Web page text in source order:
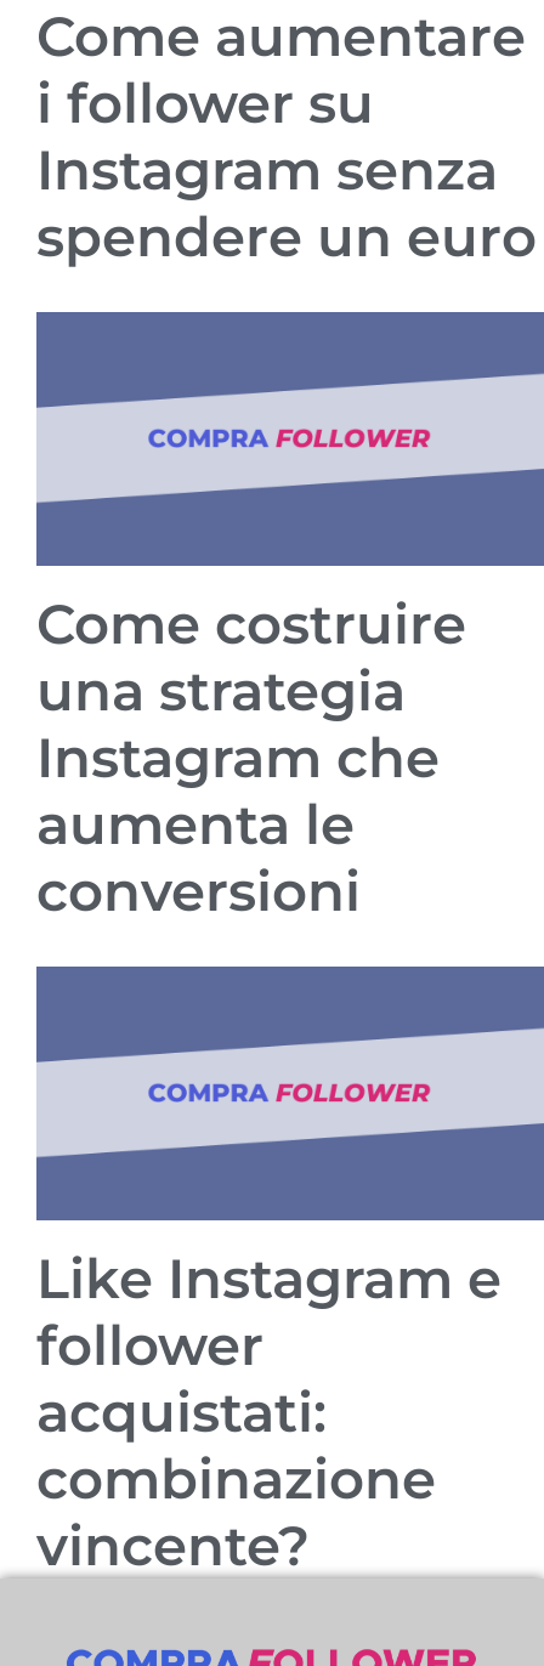
Come aumentare
i follower su
Instagram senza
spendere un euro
Come costruire
una strategia
Instagram che
aumenta le
conversioni
Like Instagram e
follower
acquistati:
combinazione
vincente?